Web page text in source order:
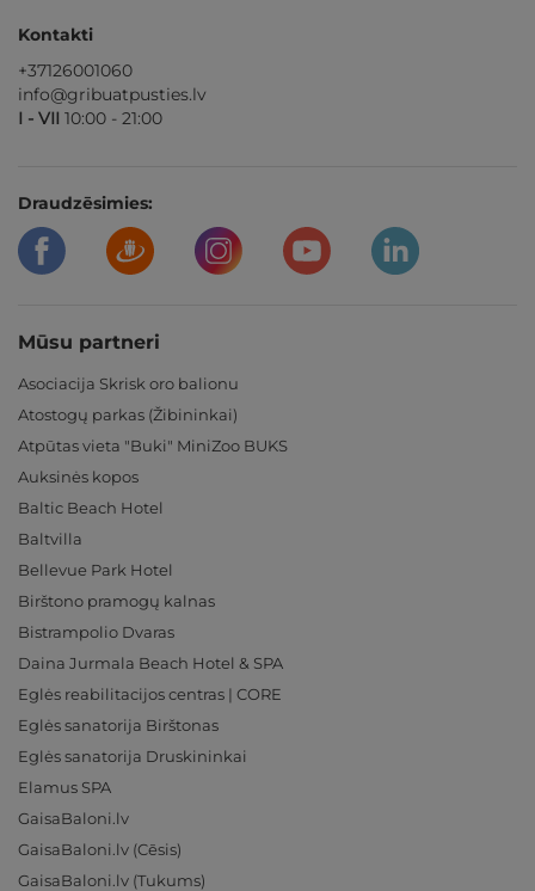
Kontakti
+37126001060
info@gribuatpusties.lv
I - VII 10:00 - 21:00
Draudzēsimies:
Mūsu partneri
Asociacija Skrisk oro balionu
Atostogų parkas (Žibininkai)
Atpūtas vieta "Buki" MiniZoo BUKS
Auksinės kopos
Baltic Beach Hotel
Baltvilla
Bellevue Park Hotel
Birštono pramogų kalnas
Bistrampolio Dvaras
Daina Jurmala Beach Hotel & SPA
Eglės reabilitacijos centras | CORE
Eglės sanatorija Birštonas
Eglės sanatorija Druskininkai
Elamus SPA
GaisaBaloni.lv
GaisaBaloni.lv (Cēsis)
GaisaBaloni.lv (Tukums)